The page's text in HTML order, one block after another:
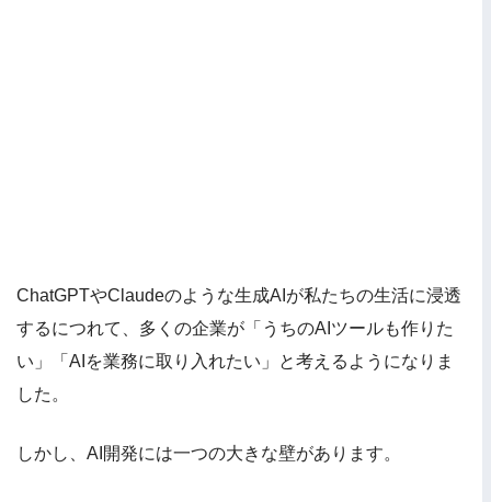
ChatGPTやClaudeのような生成AIが私たちの生活に浸透
するにつれて、多くの企業が「うちのAIツールも作りた
い」「AIを業務に取り入れたい」と考えるようになりま
した。
しかし、AI開発には一つの大きな壁があります。